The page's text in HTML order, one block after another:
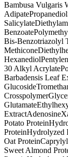
Bambusa Vulgaris
AdipatePropanediol
Salicylate
Benzoate
Bis-Benzotriazolyl
Methicone
Hexanediol
30 Alkyl Acrylate
Barbadensis Leaf
Glucoside
Crosspolymer
Glutamate
ExtractAdenosine
Potato Protein
ProteinHydrolyzed
Oat Protein
Sweet Almond